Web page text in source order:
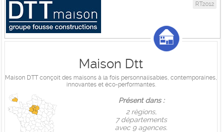
RT2012
Maison Dtt
Maison DTT conçoit des maisons à la fois personnalisables, contemporaines,
innovantes et éco-performantes.
Présent dans :
2 règions,
7 départements
avec 9 agences.